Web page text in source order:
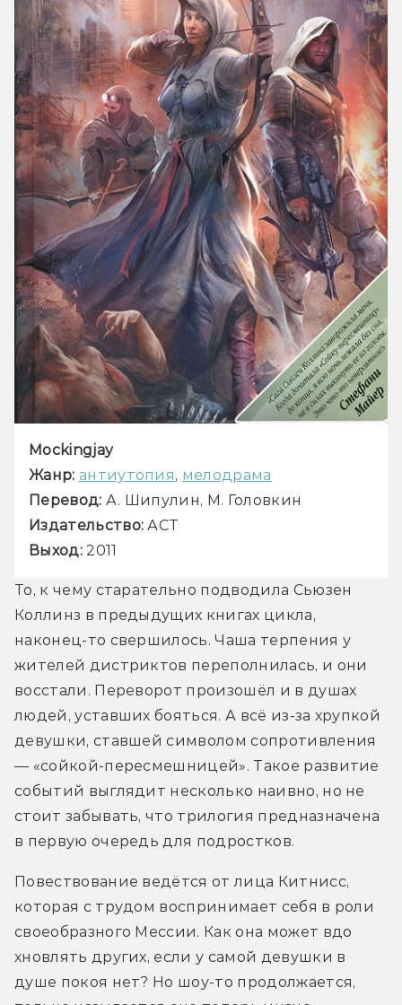
Mockingjay
Жанр: антиутопия, мелодрама
Перевод:
Издательство:
Выход: 2011
То, к чему старательно подводила Сьюзен
Коллинз в предыдущих книгах цикла,
наконец-то свершилось. Чаша терпения у
жителей дистриктов переполнилась, и они
восстали. Переворот произошёл и в душах
людей, уставших бояться. А всё из-за хрупкой
девушки, ставшей символом сопротивления
— «сойкой-пересмешницей». Такое развитие
событий выглядит несколько наивно, но не
стоит забывать, что трилогия предназначена
в первую очередь для подростков.
Повествование ведётся от лица Китнисс,
которая с трудом воспринимает себя в роли
своеобразного Мессии. Как она может вдо
хновлять других, если у самой девушки в
душе покоя нет? Но шоу-то продолжается,